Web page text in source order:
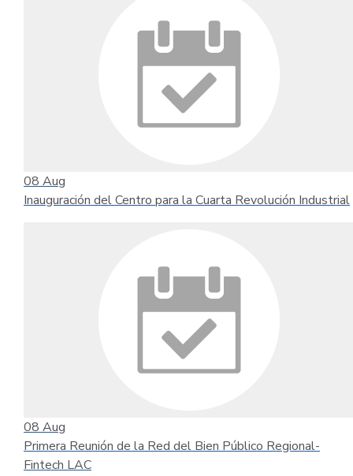
08 Aug
Inauguración del Centro para la Cuarta Revolución Industrial
08 Aug
Primera Reunión de la Red del Bien Público Regional-
Fintech LAC